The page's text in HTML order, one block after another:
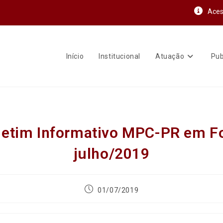
Início Institucional Atuação
Informativo MPC-PR em
julho/2019
01/07/2019